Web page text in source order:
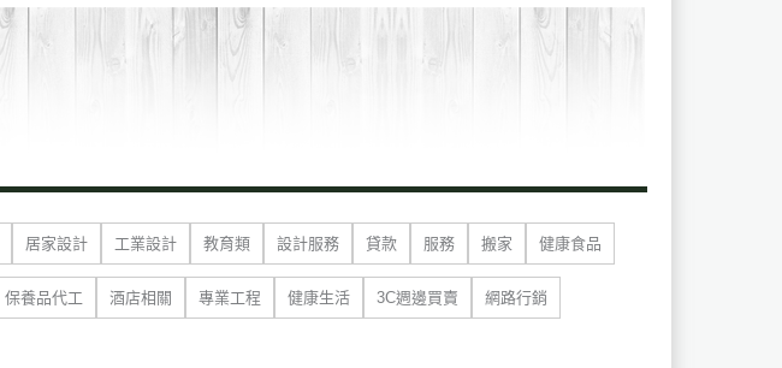
居家設計 工業設計 教育類 設計服務 貸款 服務 搬家 健康食品
保養品代工 酒店相關 專業工程 健康生活 3C週邊買賣 網路行銷